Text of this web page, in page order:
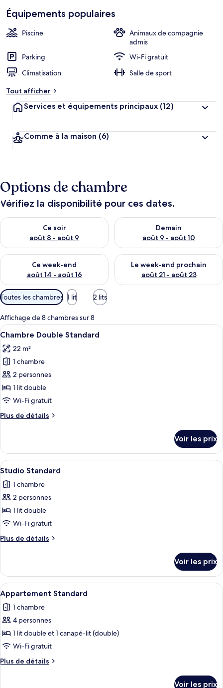
Équipements populaires
Piscine
Animaux de compagnie
admis
Parking
Wi-Fi gratuit
Climatisation
Salle de sport
Tout afficher
Services et équipements principaux (12)
Comme à la maison (6)
Options de chambre
Vérifiez la disponibilité pour ces dates.
Ce soir
août 8 - août 9
Vérifier la disponibilité pour ce soir août 8 - août 9
Demain
août 9 - août 10
Vérifier la disponibilité pour
Ce week-end
août 14 - août 16
Vérifier la disponibilité pour ce week-end août 14 - août 16
Le week-end prochain
août 21 - août 23
Vérifier la disponibilité pour
Filtres
disponibles
pour
les
chambres
Toutes les chambres 1 lit 2 lits
Affichage de 8 chambres sur 8
Afficher
toutes
les
photos
pour
ce
type
chambre :
Standard
Une chambre d’hôtel moderne
6
Chambre Double Standard
22 m²
1 chambre
2 personnes
1 lit double
Wi-Fi gratuit
Plus de détails
Plus
le
type
de
Chambre
Double
Voir les prix
Afficher
toutes
les
photos
pour
ce
type
de
Studio
Standard
Une chambre d’hôtel avec un lit,
9
Studio Standard
1 chambre
2 personnes
1 lit double
Wi-Fi gratuit
Plus de détails
Plus
le
type
de
chambre
Studio
Standard
Voir les prix
Afficher
toutes
les
photos
pour
ce
type
de
Une chambre d’hôtel avec un lit, un
11
Appartement Standard
1 chambre
4 personnes
1 lit double et 1 canapé-lit (double)
Wi-Fi gratuit
Plus de détails
Plus
Voir les prix